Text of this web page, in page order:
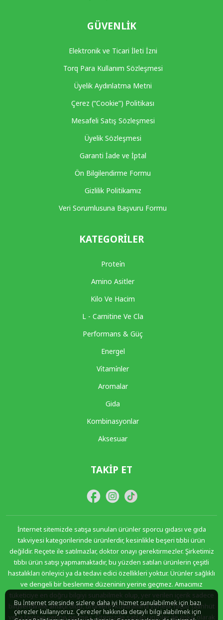
Bu İnternet sitesinde sizlere daha iyi hizmet sunulabilmek için bazı
çerezler kullanıyoruz. Çerezler hakkında detaylı bilgi alabilmek için
GÜVENLIK
Elektronik ve Ticari İleti İzni
Torq Para Kullanım Sözleşmesi
Üyelik Aydınlatma Metni
Çerez (“Cookie”) Politikası
Mesafeli Satış Sözleşmesi
Üyelik Sözleşmesi
Garanti İade ve İptal
Ön Bilgilendirme Formu
Gizlilik Politikamız
Veri Sorumlusuna Başvuru Formu
KATEGORILER
Protei̇n
Amino Asitler
Kilo Ve Hacim
L - Carnitine Ve Cla
Performans & Güç
Energel
Vi̇tami̇nler
Aromalar
Gida
Kombinasyonlar
Aksesuar
TAKIP ET
İnternet sitemizde satışa sunulan ürünler sporcu gıdası ve gıda
takviyesi kategorilerinde ürünlerdir, kesinlikle beşeri tıbbi ürün
değildir. Reçete ile satılmazlar, doktor onayı gerektirmezler. Şirketimiz
tıbbı ürün satışı yapmamaktadır, bu yüzden satılan ürünlerin çeşitli
hastalıkları önleyici ya da tedavi edici özellikleri yoktur. Ürünler sağlıklı
ve dengeli bir beslenme düzeninin yerine geçmez. Amacımız
tüketiciye en doğru bilgiyi sunabilmek olup, yer verilen içerik sadece
bilgilendirme amaçlı olup, ürünlerin kullanımına yönelik hiçbir taahhüt
veya tavsiye yerine geçmez. Sitemizde satılan ürünler ile ilişkili olarak